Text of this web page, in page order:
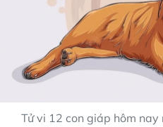
Tử vi 12 con giáp hôm